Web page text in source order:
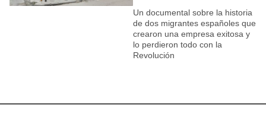
Un documental sobre la historia
de dos migrantes españoles que
crearon una empresa exitosa y
lo perdieron todo con la
Revolución